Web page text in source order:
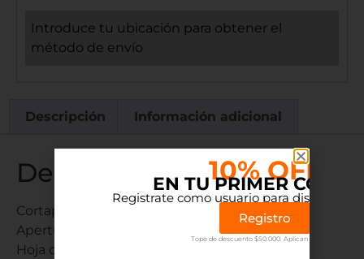
Introduce tu ubicación para obtener el
método de envío
Descripción Información adicional
Descripción
Cortaplumas.
Apertura rápida con una mano.
Hoja de 5 cm.
10% OFF
EN TU PRIMER
Registrate como usuario para disfrutar el
Registro
Tope de descuento $50.000. Aplican terminos.